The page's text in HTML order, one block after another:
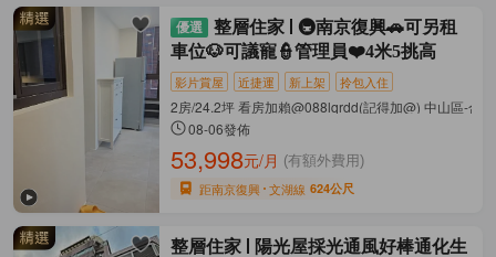
整層住家
🚇南京復興🚗可另租
車位🐶可議寵👮管理員❤️4米5挑高
影片賞屋 近捷運 新上架 拎包入住
2房/24.2坪 看房加賴@088lqrdd(記得加@) 中山區-合
08-06發佈
53,998元/月 (有額外費用)
距南京復興 文湖線 624公尺
整層住家
陽光屋採光通風好棒通化生